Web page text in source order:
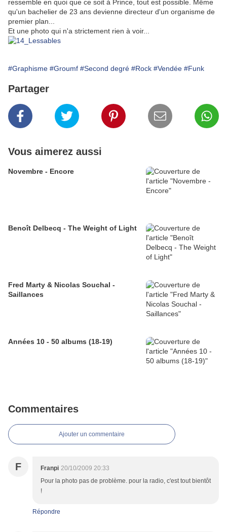
ressemble en quoi que ce soit à Prince, tout est possible. Même
qu'un bachelier de 23 ans devienne directeur d'un organisme de
premier plan...
Et une photo qui n'a strictement rien à voir...
#Graphisme #Groumf #Second degré #Rock #Vendée #Funk
Partager
Vous aimerez aussi
Novembre - Encore
Benoît Delbecq - The Weight of Light
Fred Marty & Nicolas Souchal -
Saillances
Années 10 - 50 albums (18-19)
Commentaires
Ajouter un commentaire
F Franpi 20/10/2009 20:33
Pour la photo pas de problème. pour la radio, c'est tout bientôt
!
Répondre